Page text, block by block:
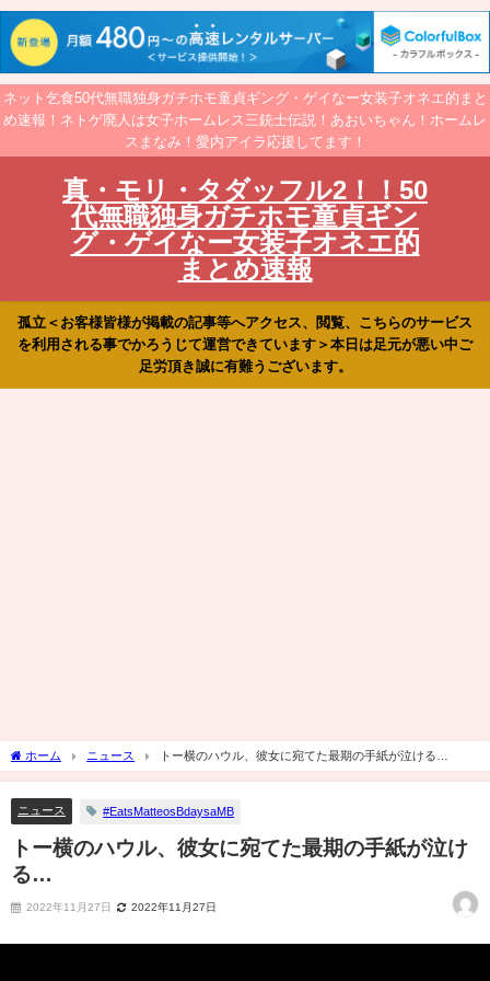
ネット乞食50代無職独身ガチホモ童貞ギング・ゲイなー女装子オネエ的まと
め速報！ネトゲ廃人は女子ホームレス三銃士伝説！あおいちゃん！ホームレ
スまなみ！愛内アイラ応援してます！
真・モリ・タダッフル2！！50
代無職独身ガチホモ童貞ギン
グ・ゲイなー女装子オネエ的
まとめ速報
孤立＜お客様皆様が掲載の記事等へアクセス、閲覧、こちらのサービス
を利用される事でかろうじて運営できています＞本日は足元が悪い中ご
足労頂き誠に有難うございます。
ホーム ニュース トー横のハウル、彼女に宛てた最期の手紙が泣ける…
ニュース #EatsMatteosBdaysaMB
トー横のハウル、彼女に宛てた最期の手紙が泣け
る…
2022年11月27日 2022年11月27日